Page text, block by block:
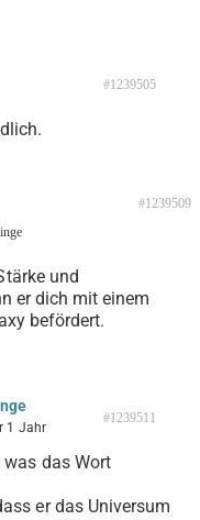
#1239505
#1239509
und
er dich mit einem
befördert.
1 Jahr
#1239511
was das Wort
er das Universum